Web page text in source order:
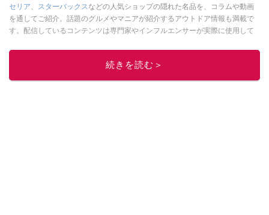
セリア、 スターバックスなどの人気ショップの隠れた名品を、コラムや動画
を通してご紹介。話題のグルメやマニアが紹介するアウトドア情報も満載で
す。配信しているコンテンツは専門家やインフルエンサーが実際に使用して
ニュースでフォロー
続きを読む＞